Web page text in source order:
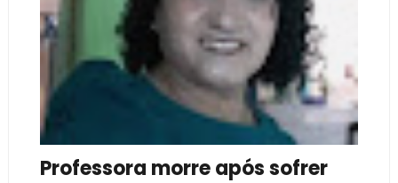
Professora morre após sofrer